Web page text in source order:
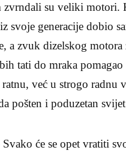
su veliki motori.
svoje generacije dobio
a zvuk dizelskog motora
tati do mraka
već u strogo radnu
pošten i poduzetan
će se opet vratiti